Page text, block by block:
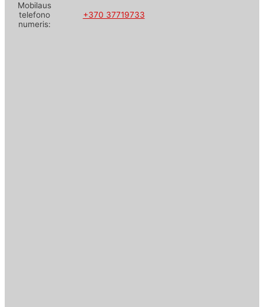
Mobilaus
telefono
numeris:
+370 37719733